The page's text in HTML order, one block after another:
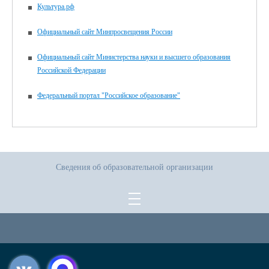
Культура.рф
Официальный сайт Минпросвещения России
Официальный сайт Министерства науки и высшего образования
Российской Федерации
Федеральный портал "Российское образование"
Сведения об образовательной организации